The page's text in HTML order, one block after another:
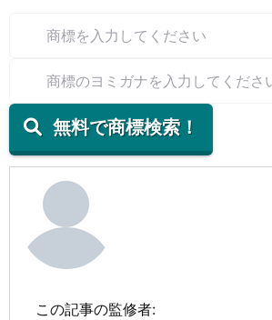
無料で商標検索！
この記事の監修者: